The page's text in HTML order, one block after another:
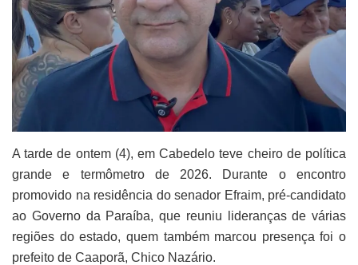
A tarde de ontem (4), em Cabedelo teve cheiro de política
grande e termômetro de 2026. Durante o encontro
promovido na residência do senador Efraim, pré-candidato
ao Governo da Paraíba, que reuniu lideranças de várias
regiões do estado, quem também marcou presença foi o
prefeito de Caaporã, Chico Nazário.